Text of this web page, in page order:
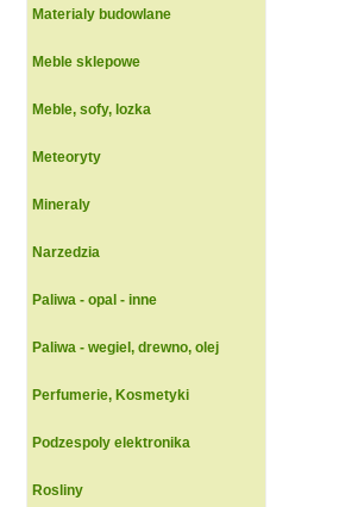
Materialy budowlane
Meble sklepowe
Meble, sofy, lozka
Meteoryty
Mineraly
Narzedzia
Paliwa - opal - inne
Paliwa - wegiel, drewno, olej
Perfumerie, Kosmetyki
Podzespoly elektronika
Rosliny